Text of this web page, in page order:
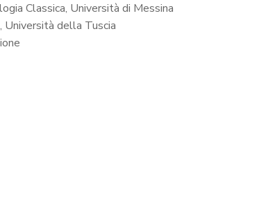
Classica, Università di Messina
Università della Tuscia